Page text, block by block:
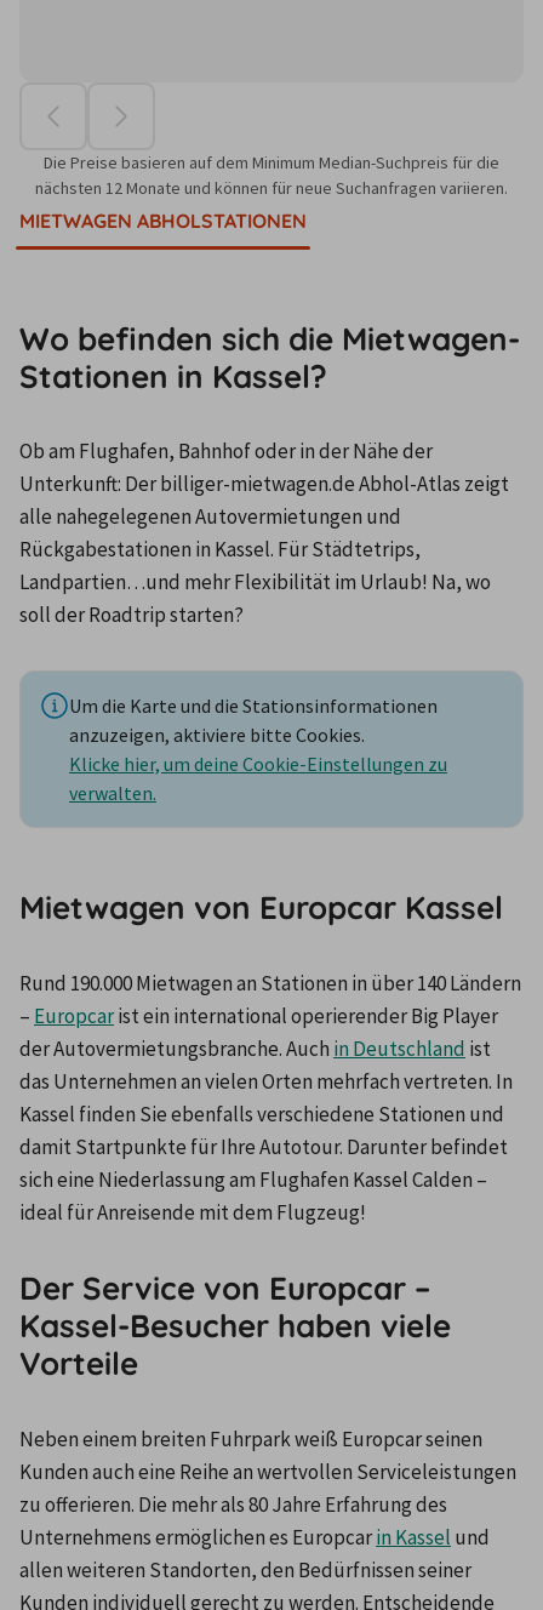
Die Preise basieren auf dem Minimum Median-Suchpreis für die
nächsten 12 Monate und können für neue Suchanfragen variieren.
MIETWAGEN ABHOLSTATIONEN
Wo befinden sich die Mietwagen-
Stationen in Kassel?
Ob am Flughafen, Bahnhof oder in der Nähe der
Unterkunft: Der billiger-mietwagen.de Abhol-Atlas zeigt
alle nahegelegenen Autovermietungen und
Rückgabestationen in Kassel. Für Städtetrips,
Landpartien…und mehr Flexibilität im Urlaub! Na, wo
soll der Roadtrip starten?
Um die Karte und die Stationsinformationen
anzuzeigen, aktiviere bitte Cookies.
Klicke hier, um deine Cookie-Einstellungen zu
verwalten.
Mietwagen von Europcar Kassel
Rund 190.000 Mietwagen an Stationen in über 140 Ländern
– Europcar ist ein international operierender Big Player
der Autovermietungsbranche. Auch in Deutschland ist
das Unternehmen an vielen Orten mehrfach vertreten. In
Kassel finden Sie ebenfalls verschiedene Stationen und
damit Startpunkte für Ihre Autotour. Darunter befindet
sich eine Niederlassung am Flughafen Kassel Calden –
ideal für Anreisende mit dem Flugzeug!
Der Service von Europcar –
Kassel-Besucher haben viele
Vorteile
Neben einem breiten Fuhrpark weiß Europcar seinen
Kunden auch eine Reihe an wertvollen Serviceleistungen
zu offerieren. Die mehr als 80 Jahre Erfahrung des
Unternehmens ermöglichen es Europcar in Kassel und
allen weiteren Standorten, den Bedürfnissen seiner
Kunden individuell gerecht zu werden. Entscheidende